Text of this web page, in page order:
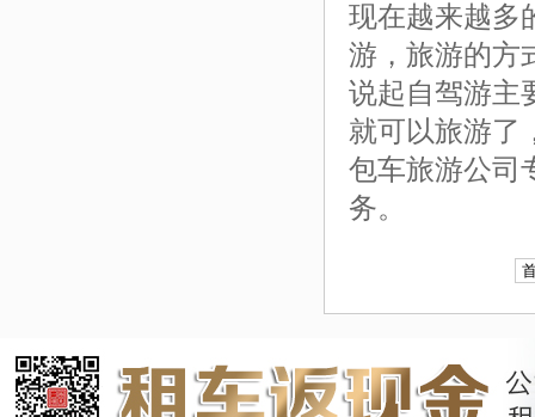
现在越来越多
游，旅游的方
说起自驾游主
就可以旅游了
包车旅游公司
务。